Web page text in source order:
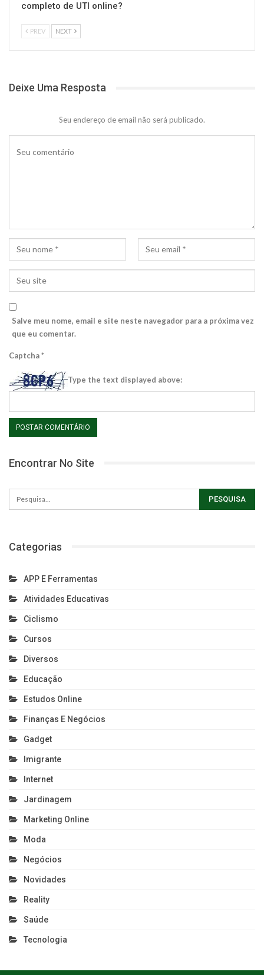
completo de UTI online?
PREV NEXT
Deixe Uma Resposta
Seu endereço de email não será publicado.
Salve meu nome, email e site neste navegador para a próxima vez
que eu comentar.
Captcha*
Type the text displayed above:
Encontrar No Site
Categorias
APP E Ferramentas
Atividades Educativas
Ciclismo
Cursos
Diversos
Educação
Estudos Online
Finanças E Negócios
Gadget
Imigrante
Internet
Jardinagem
Marketing Online
Moda
Negócios
Novidades
Reality
Saúde
Tecnologia